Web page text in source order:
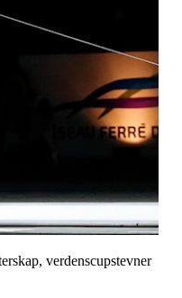
verdenscupstevner